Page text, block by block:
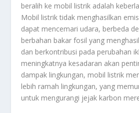
beralih ke mobil listrik adalah
Mobil listrik tidak menghasilkan
dapat mencemari udara, berbeda
berbahan bakar fosil yang
dan berkontribusi pada perubahan
meningkatnya kesadaran akan
dampak lingkungan, mobil listrik
lebih ramah lingkungan, yang
untuk mengurangi jejak karbon